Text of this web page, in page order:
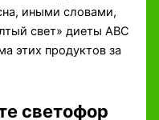
иными словами,
свет» диеты АВС
этих продуктов за
светофор